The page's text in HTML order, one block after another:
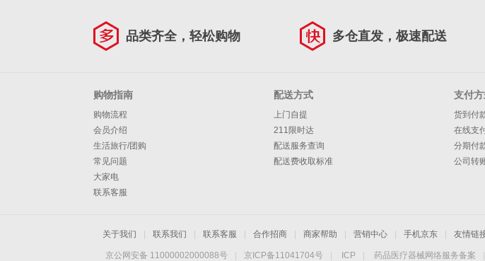
品类齐全，轻松购物 多仓直发，极速配送
购物指南
购物流程
会员介绍
生活旅行/团购
常见问题
大家电
联系客服
配送方式
上门自提
211限时达
配送服务查询
配送费收取标准
支付
货到付
在线支
分期付
公司转
关于我们 联系我们 联系客服 合作招商 商家帮助 营销中心 手机京东 友情链
京公网安备 11000002000088号 京ICP备11041704号 ICP 药品医疗器械网络服务备案